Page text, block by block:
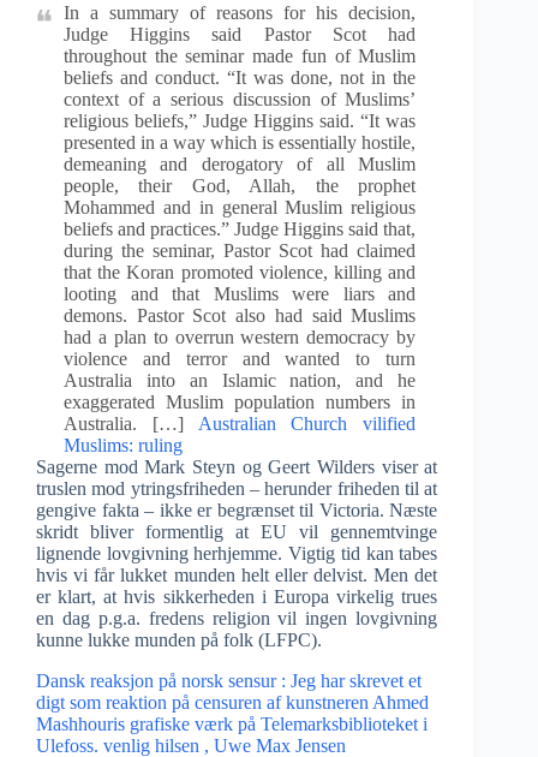
In a summary of reasons for his decision,
Judge Higgins said Pastor Scot had
throughout the seminar made fun of Muslim
beliefs and conduct. “It was done, not in the
context of a serious discussion of Muslims’
religious beliefs,” Judge Higgins said. “It was
presented in a way which is essentially hostile,
demeaning and derogatory of all Muslim
people, their God, Allah, the prophet
Mohammed and in general Muslim religious
beliefs and practices.” Judge Higgins said that,
during the seminar, Pastor Scot had claimed
that the Koran promoted violence, killing and
looting and that Muslims were liars and
demons. Pastor Scot also had said Muslims
had a plan to overrun western democracy by
violence and terror and wanted to turn
Australia into an Islamic nation, and he
exaggerated Muslim population numbers in
Australia. […] Australian Church vilified
Muslims: ruling
Sagerne mod Mark Steyn og Geert Wilders viser at
truslen mod ytringsfriheden – herunder friheden til at
gengive fakta – ikke er begrænset til Victoria. Næste
skridt bliver formentlig at EU vil gennemtvinge
lignende lovgivning herhjemme. Vigtig tid kan tabes
hvis vi får lukket munden helt eller delvist. Men det
er klart, at hvis sikkerheden i Europa virkelig trues
en dag p.g.a. fredens religion vil ingen lovgivning
kunne lukke munden på folk (LFPC).
Dansk reaksjon på norsk sensur : Jeg har skrevet et
digt som reaktion på censuren af kunstneren Ahmed
Mashhouris grafiske værk på Telemarksbiblioteket i
Ulefoss. venlig hilsen , Uwe Max Jensen